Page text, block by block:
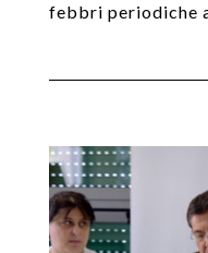
febbri periodiche